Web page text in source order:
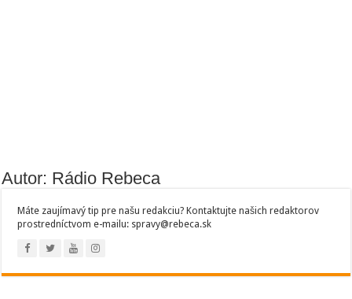
Autor: Rádio Rebeca
Máte zaujímavý tip pre našu redakciu? Kontaktujte našich redaktorov
prostredníctvom e-mailu: spravy@rebeca.sk